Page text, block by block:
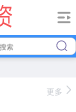
更多